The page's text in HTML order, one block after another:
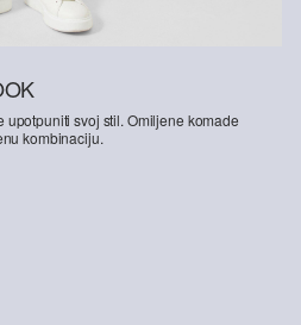
svoj stil. Omiljene komade
kombinaciju.